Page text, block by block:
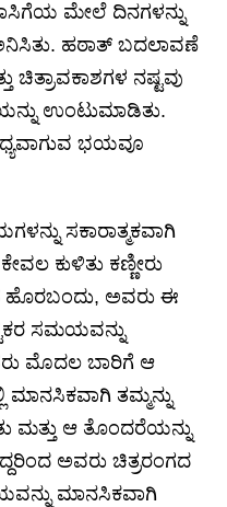
ಮೇಲೆ ದಿನಗಳನ್ನು
ಹಠಾತ್ ಬದಲಾವಣೆ
ಚಿತ್ರಾವಕಾಶಗಳ ನಷ್ಟವು
ಉಂಟುಮಾಡಿತು.
ಭಯವೂ
ಸಕಾರಾತ್ಮಕವಾಗಿ
ಕುಳಿತು ಕಣ್ಣೀರು
ಹೊರಬಂದು, ಅವರು ಈ
ಸಮಯವನ್ನು
ಮೊದಲ ಬಾರಿಗೆ ಆ
ತಮ್ಮನ್ನು
ಆ ತೊಂದರೆಯನ್ನು
ಅವರು ಚಿತ್ರರಂಗದ
ಮಾನಸಿಕವಾಗಿ